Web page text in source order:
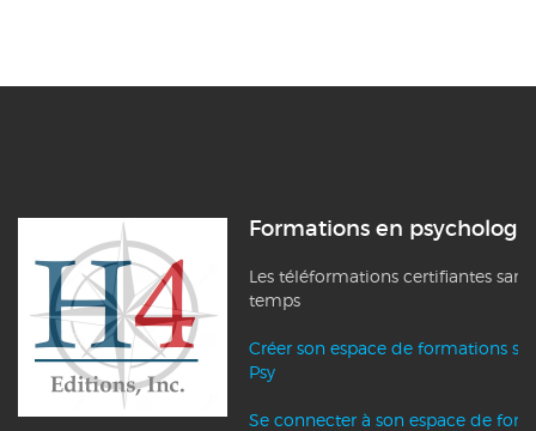
Formations en psychologie
Les téléformations certifiantes
temps
Créer son espace de formations
Psy
Se connecter à son espace de